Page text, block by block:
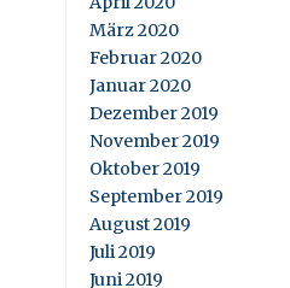
März 2020
Februar 2020
Januar 2020
Dezember 2019
November 2019
Oktober 2019
September 2019
August 2019
Juli 2019
Juni 2019